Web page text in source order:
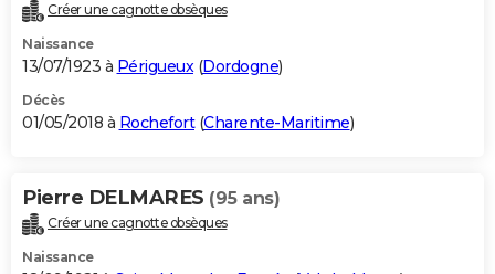
Créer une cagnotte obsèques
Naissance
13/07/1923 à Périgueux(Dordogne)
Décès
01/05/2018 à Rochefort(Charente-Maritime)
Pierre DELMARES (95 ans)
Créer une cagnotte obsèques
Naissance